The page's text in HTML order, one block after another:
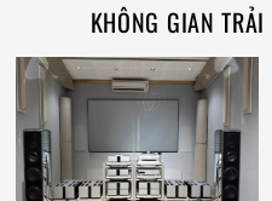
KHÔNG GIAN